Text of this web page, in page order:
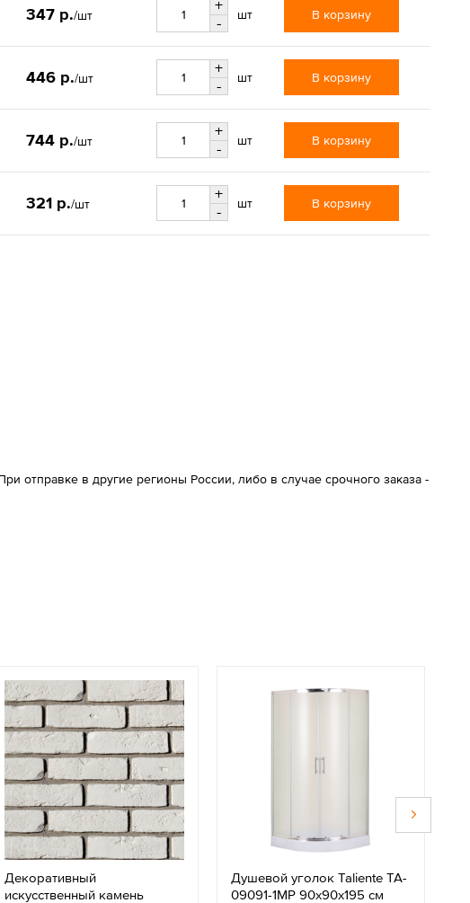
347 р./шт
+
-
шт В корзину
446 р./шт
+
-
шт В корзину
744 р./шт
+
-
шт В корзину
321 р./шт
+
-
шт В корзину
отправке в другие регионы России, либо в случае срочного заказа -
Декоративный
искусственный камень
Душевой уголок Taliente TA-
09091-1MP 90х90х195 см